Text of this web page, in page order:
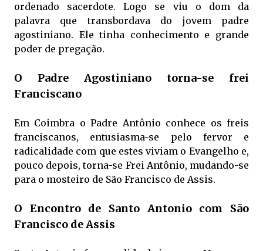
ordenado sacerdote. Logo se viu o dom da
palavra que transbordava do jovem padre
agostiniano. Ele tinha conhecimento e grande
poder de pregação.
O Padre Agostiniano torna-se frei
Franciscano
Em Coimbra o Padre Antônio conhece os freis
franciscanos, entusiasma-se pelo fervor e
radicalidade com que estes viviam o Evangelho e,
pouco depois, torna-se Frei Antônio, mudando-se
para o mosteiro de São Francisco de Assis.
O Encontro de Santo Antonio com São
Francisco de Assis